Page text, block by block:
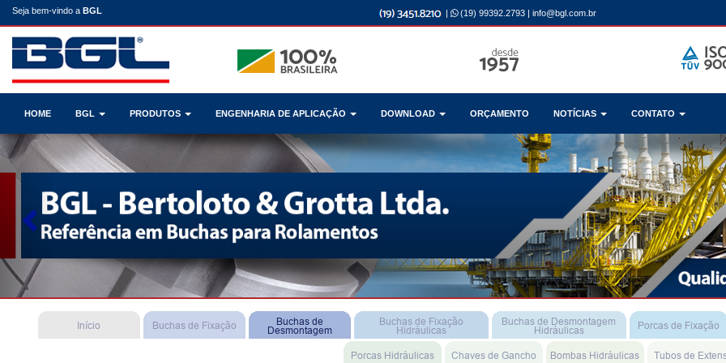
Seja bem-vindo a BGL | (19) 99392.2793 | info@bgl.com.br
HOME BGL PRODUTOS ENGENHARIA DE APLICAÇÃO DOWNLOAD ORÇAMENTO NOTÍCIAS CONTATO
Previous